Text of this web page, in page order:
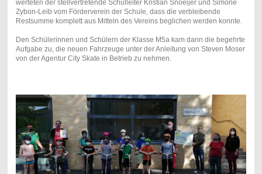
werteten der stellvertretende Schulleiter Kristian Snoeijer und Simone
Zybon-Leib vom Förderverein der Schule, dass die verbleibende
Restsumme komplett aus Mitteln des Vereins beglichen werden konnte.
Den Schülerinnen und Schülern der Klasse M5a kam dann die begehrte
Aufgabe zu, die neuen Fahrzeuge unter der Anleitung von Steven Moser
von der Agentur City Skate in Betrieb zu nehmen.